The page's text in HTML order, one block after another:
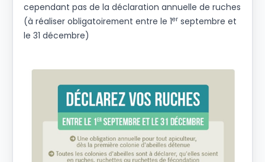
cependant pas de la déclaration annuelle de ruches
(à réaliser obligatoirement entre le 1erseptembre et
le 31 décembre)